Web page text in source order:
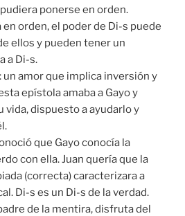
ponerse en orden.
orden, el poder de Di-s puede
ellos y pueden tener un
a Di-s.
un amor que implica inversión y
epístola amaba a Gayo y
vida, dispuesto a ayudarlo y
que Gayo conocía la
con ella. Juan quería que la
(correcta) caracterizara a
Di-s es un Di-s de la verdad.
de la mentira, disfruta del